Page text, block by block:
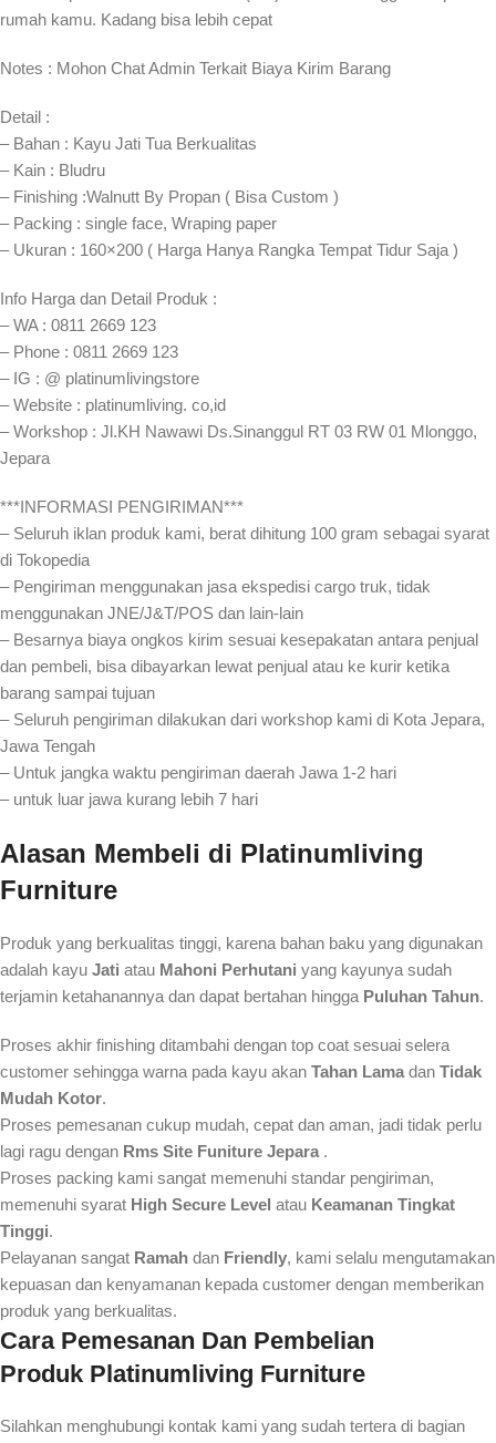
rumah kamu. Kadang bisa lebih cepat⁣⁣
Notes : Mohon Chat Admin Terkait Biaya Kirim Barang
Detail :
– Bahan : Kayu Jati Tua Berkualitas
– Kain : Bludru
– Finishing :Walnutt By Propan ( Bisa Custom )
– Packing : single face, Wraping paper
– Ukuran : 160×200 ( Harga Hanya Rangka Tempat Tidur Saja )
Info Harga dan Detail Produk :
– WA : 0811 2669 123
– Phone : 0811 2669 123
– IG : @ platinumlivingstore
– Website : platinumliving. co,id
– Workshop : Jl.KH Nawawi Ds.Sinanggul RT 03 RW 01 Mlonggo,
Jepara
***INFORMASI PENGIRIMAN***
– Seluruh iklan produk kami, berat dihitung 100 gram sebagai syarat
di Tokopedia
– Pengiriman menggunakan jasa ekspedisi cargo truk, tidak
menggunakan JNE/J&T/POS dan lain-lain
– Besarnya biaya ongkos kirim sesuai kesepakatan antara penjual
dan pembeli, bisa dibayarkan lewat penjual atau ke kurir ketika
barang sampai tujuan
– Seluruh pengiriman dilakukan dari workshop kami di Kota Jepara,
Jawa Tengah
– Untuk jangka waktu pengiriman daerah Jawa 1-2 hari
– untuk luar jawa kurang lebih 7 hari
Alasan Membeli di Platinumliving
Furniture
Produk yang berkualitas tinggi, karena bahan baku yang digunakan
adalah kayu Jati atau Mahoni Perhutani yang kayunya sudah
terjamin ketahanannya dan dapat bertahan hingga Puluhan Tahun.
Proses akhir finishing ditambahi dengan top coat sesuai selera
customer sehingga warna pada kayu akan Tahan Lama dan Tidak
Mudah Kotor.
Proses pemesanan cukup mudah, cepat dan aman, jadi tidak perlu
lagi ragu dengan Rms Site Funiture Jepara .
Proses packing kami sangat memenuhi standar pengiriman,
memenuhi syarat High Secure Level atau Keamanan Tingkat
Tinggi.
Pelayanan sangat Ramah dan Friendly, kami selalu mengutamakan
kepuasan dan kenyamanan kepada customer dengan memberikan
produk yang berkualitas.
Cara Pemesanan Dan Pembelian
Produk Platinumliving Furniture
Silahkan menghubungi kontak kami yang sudah tertera di bagian